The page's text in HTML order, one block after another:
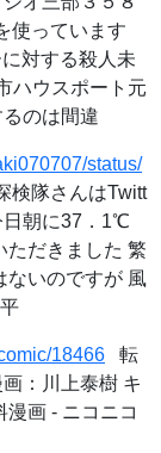
使っています
対する殺人未
ハウスポート元
のは間違
status/
検隊さんはTwitt
日朝に37．1℃
ただきました 繁
ないのですが 風
18466 転
：川上泰樹 キ
画 - ニコニコ